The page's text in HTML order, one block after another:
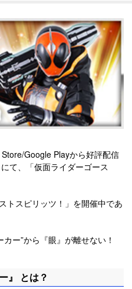
Google Playから好評配信
て、「仮面ライダーゴース
スピリッツ！」を開催中であ
ー”から『眼』が離せない！
』 とは？